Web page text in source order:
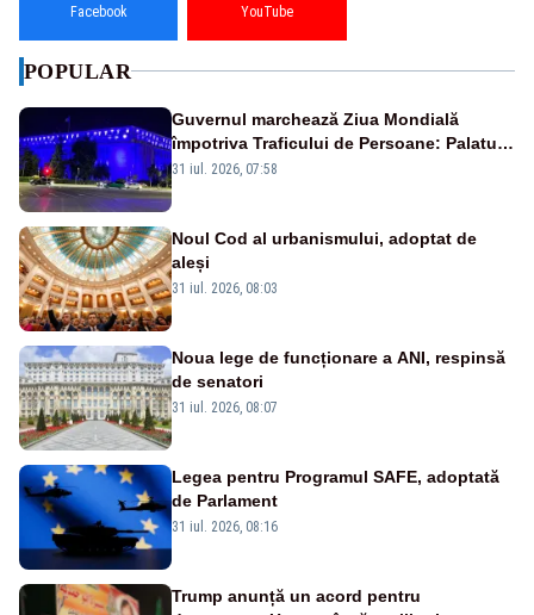
Facebook YouTube
POPULAR
Guvernul marchează Ziua Mondială
împotriva Traficului de Persoane: Palatul
Victoria, iluminat în albastru
31 iul. 2026, 07:58
Noul Cod al urbanismului, adoptat de
aleși
31 iul. 2026, 08:03
Noua lege de funcționare a ANI, respinsă
de senatori
31 iul. 2026, 08:07
Legea pentru Programul SAFE, adoptată
de Parlament
31 iul. 2026, 08:16
Trump anunță un acord pentru